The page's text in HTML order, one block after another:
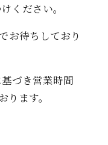
ください。
お待ちしており
づき営業時間
ます。